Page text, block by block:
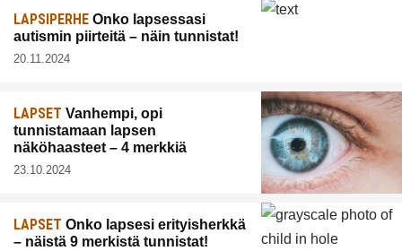
LAPSIPERHE Onko lapsessasi
autismin piirteitä – näin tunnistat!
20.11.2024
LAPSET Vanhempi, opi
tunnistamaan lapsen
näköhaasteet – 4 merkkiä
23.10.2024
LAPSET Onko lapsesi erityisherkkä
– näistä 9 merkistä tunnistat!